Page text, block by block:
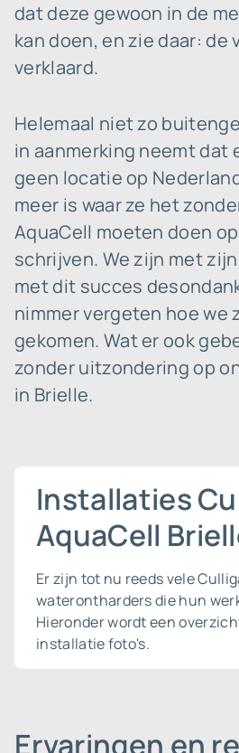
dat deze gewoon in de
kan doen, en zie daar: de
verklaard.
Helemaal niet zo
in aanmerking neemt dat
geen locatie op
meer is waar ze het
AquaCell moeten doen
schrijven. We zijn met
met dit succes
nimmer vergeten hoe we
gekomen. Wat er ook
zonder uitzondering op
in Brielle.
Installaties
AquaCell
Er zijn tot nu reeds vele
waterontharders die hun
Hieronder wordt een
installatie foto's.
Ervaringen en